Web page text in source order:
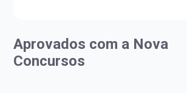
Aprovados com a Nova
Concursos